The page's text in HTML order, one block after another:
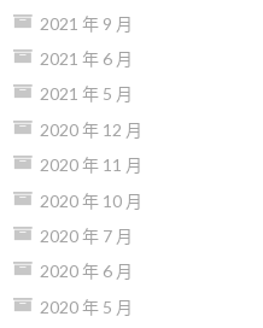
2021 年 9 月
2021 年 6 月
2021 年 5 月
2020 年 12 月
2020 年 11 月
2020 年 10 月
2020 年 7 月
2020 年 6 月
2020 年 5 月